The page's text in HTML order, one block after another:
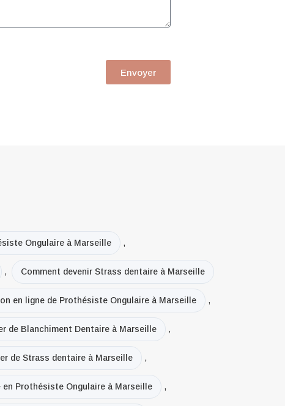
Envoyer
Ongulaire à Marseille ,
, Comment devenir Strass dentaire à Marseille
en ligne de Prothésiste Ongulaire à Marseille ,
de Blanchiment Dentaire à Marseille ,
de Strass dentaire à Marseille ,
Prothésiste Ongulaire à Marseille ,